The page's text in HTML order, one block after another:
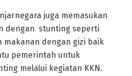
juga memasukan
dengan stunting seperti
makanan dengan gizi baik
pemerintah untuk
melalui kegiatan KKN.